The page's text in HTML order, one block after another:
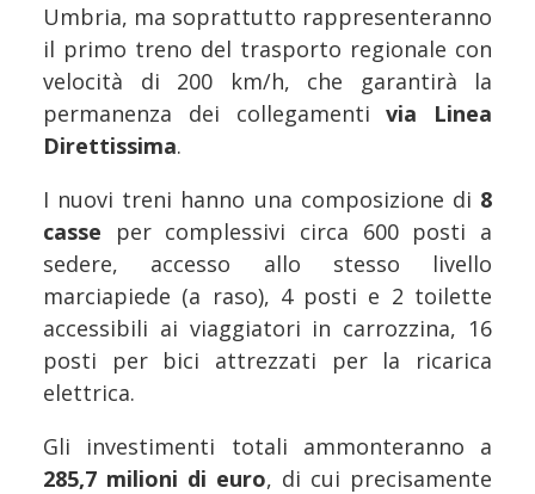
Umbria, ma soprattutto rappresenteranno
il primo treno del trasporto regionale con
velocità di 200 km/h, che garantirà la
permanenza dei collegamentivia Linea
Direttissima.
I nuovi treni hanno una composizione di 8
casse per complessivi circa 600 posti a
sedere, accesso allo stesso livello
marciapiede (a raso), 4 posti e 2 toilette
accessibili ai viaggiatori in carrozzina, 16
posti per bici attrezzati per la ricarica
elettrica.
Gli investimenti totali ammonteranno a
285,7 milioni di euro, di cui precisamente